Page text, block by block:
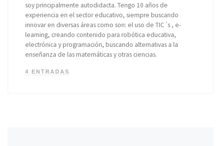
soy principalmente autodidacta. Tengo 10 años de
experiencia en el sector educativo, siempre buscando
innovar en diversas áreas como son: el uso de TIC´s , e-
learning, creando contenido para robótica educativa,
electrónica y programación, buscando alternativas a la
enseñanza de las matemáticas y otras ciencias.
4 ENTRADAS